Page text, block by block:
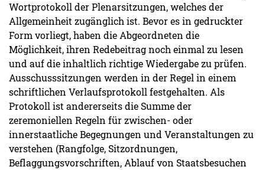
Wortprotokoll der Plenarsitzungen, welches der
Allgemeinheit zugänglich ist. Bevor es in gedruckter
Form vorliegt, haben die Abgeordneten die
Möglichkeit, ihren Redebeitrag noch einmal zu lesen
und auf die inhaltlich richtige Wiedergabe zu prüfen.
Ausschusssitzungen werden in der Regel in einem
schriftlichen Verlaufsprotokoll festgehalten. Als
Protokoll ist andererseits die Summe der
zeremoniellen Regeln für zwischen- oder
innerstaatliche Begegnungen und Veranstaltungen zu
verstehen (Rangfolge, Sitzordnungen,
Beflaggungsvorschriften, Ablauf von Staatsbesuchen